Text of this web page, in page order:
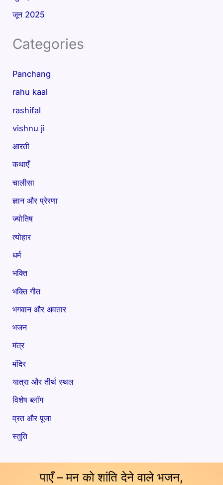
जून 2025
Categories
Panchang
rahu kaal
rashifal
vishnu ji
आरती
कथाएँ
चालीसा
ज्ञान और प्रेरणा
ज्योतिष
त्योहार
धर्म
भक्ति
भक्ति गीत
भगवान और अवतार
भजन
मंत्र
मंदिर
यात्रा और तीर्थ स्थल
विशेष ब्लॉग
व्रत और पूजा
स्तुति
पाएँ – मन को शांति देने वाले भजन,